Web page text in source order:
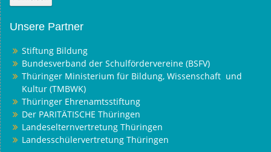
Unsere Partner
Stiftung Bildung
Bundesverband der Schulfördervereine (BSFV)
Thüringer Ministerium für Bildung, Wissenschaft und
Kultur (TMBWK)
Thüringer Ehrenamtsstiftung
Der PARITÄTISCHE Thüringen
Landeselternvertretung Thüringen
Landesschülervertretung Thüringen